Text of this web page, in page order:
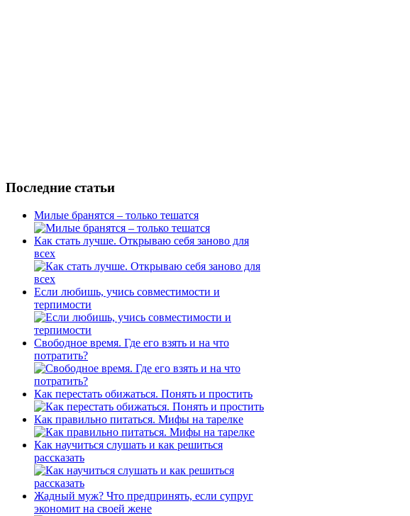
Последние статьи
Милые бранятся – только тешатся
Как стать лучше. Открываю себя заново для
всех
Если любишь, учись совместимости и
терпимости
Свободное время. Где его взять и на что
потратить?
Как перестать обижаться. Понять и простить
Как правильно питаться. Мифы на тарелке
Как научиться слушать и как решиться
рассказать
Жадный муж? Что предпринять, если супруг
экономит на своей жене